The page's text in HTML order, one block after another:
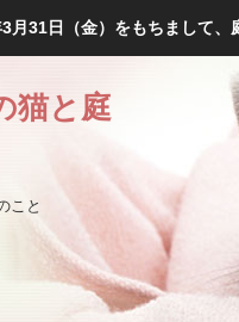
月31日（金）をもちまして、
猫と庭
こと